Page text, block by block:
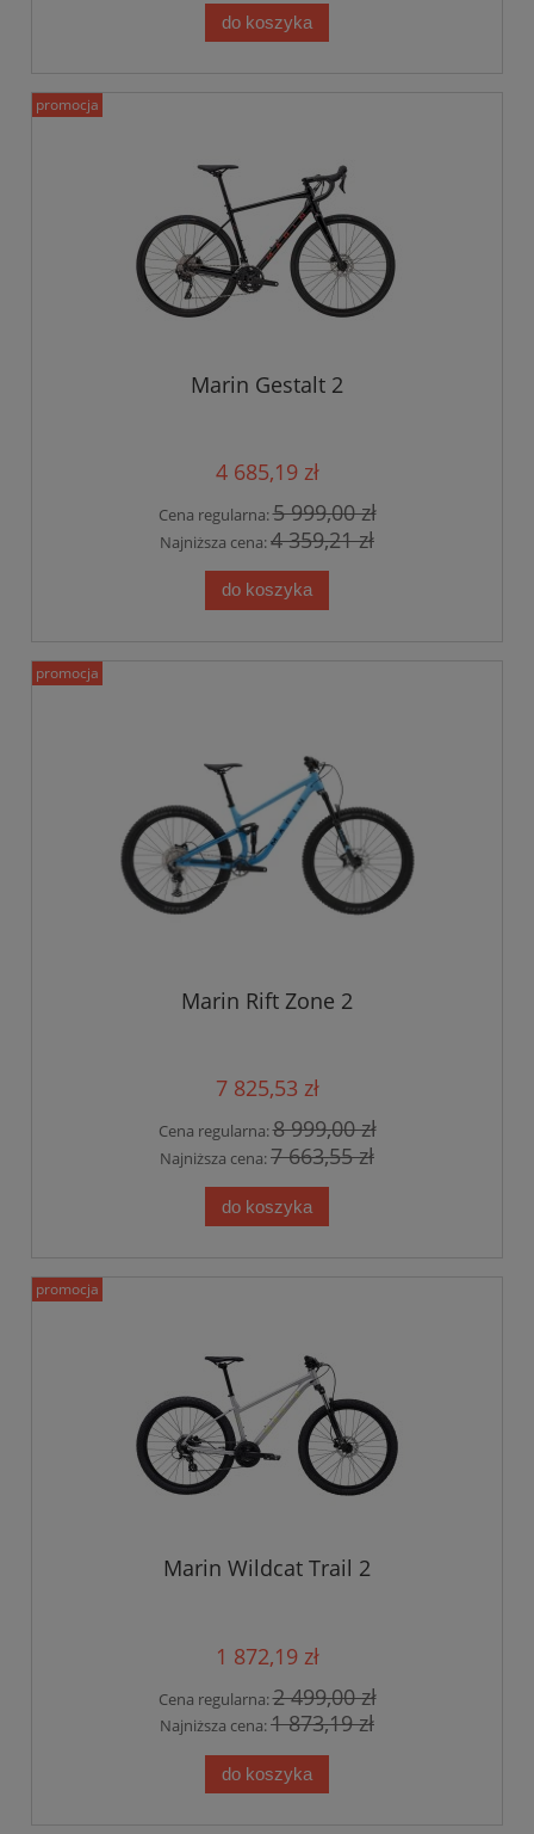
do koszyka
Marin Gestalt 2
4 685,19 zł
Cena regularna:5 999,00 zł
Najniższa cena:4 359,21 zł
do koszyka
promocja
Marin Rift Zone 2
7 825,53 zł
Cena regularna:8 999,00 zł
Najniższa cena:7 663,55 zł
do koszyka
promocja
Marin Wildcat Trail 2
1 872,19 zł
Cena regularna:2 499,00 zł
Najniższa cena:1 873,19 zł
do koszyka
promocja